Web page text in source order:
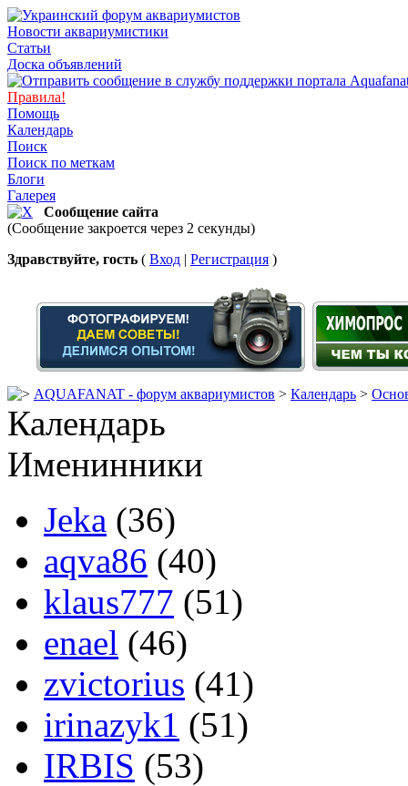
Новости аквариумистики
Статьи
Доска объявлений
Правила!
Помощь
Календарь
Поиск
Поиск по меткам
Блоги
Галерея
Сообщение сайта
(Сообщение закроется через 2 секунды)
Здравствуйте, гость ( Вход | Регистрация )
AQUAFANAT - форум аквариумистов > Календарь >
Календарь
Именинники
Jеka (36)
aqva86 (40)
klaus777 (51)
enael (46)
zvictorius (41)
irinazyk1 (51)
IRBIS (53)